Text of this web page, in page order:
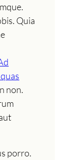
Quia
non.
porro.